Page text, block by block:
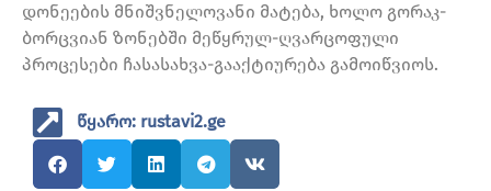
დონეების მნიშვნელოვანი მატება, ხოლო გორაკ-
ბორცვიან ზონებში მეწყრულ-ღვარცოფული
პროცესები ჩასასახვა-გააქტიურება გამოიწვიოს.
წყარო: rustavi2.ge